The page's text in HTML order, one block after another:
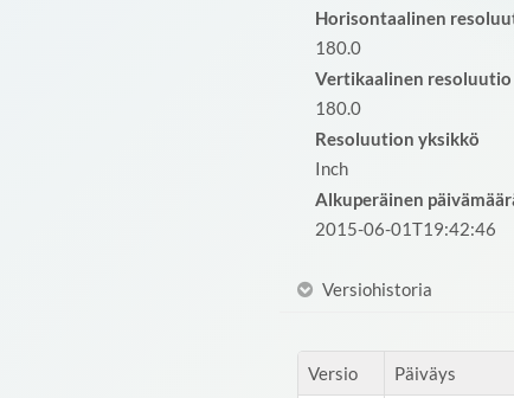
Horisontaalinen
180.0
Vertikaalinen resoluutio
180.0
Resoluution yksikkö
Inch
Alkuperäinen
2015-06-01T19:42:46
Versiohistoria
Versio Päiväys